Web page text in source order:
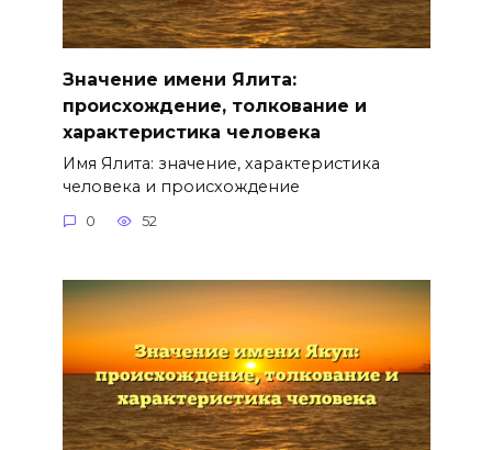
Значение имени Ялита:
происхождение, толкование и
характеристика человека
Имя Ялита: значение, характеристика
человека и происхождение
0 52